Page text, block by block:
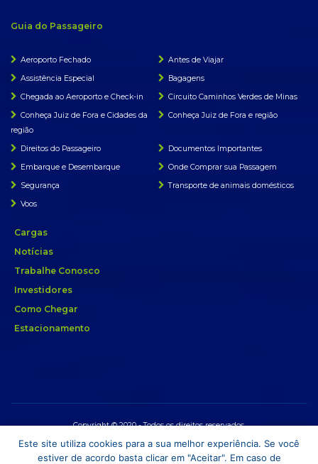
Guia do Passageiro
Aeroporto Fechado
Antes de Viajar
Assistência Especial
Bagagens
Chegada ao Aeroporto e Check-in
Circuito Caminhos Verdes de Minas
Conheça Juiz de Fora e Cidades da
região
Conheça Juiz de Fora e região
Direitos do Passageiro
Documentos Importantes
Embarque e Desembarque
Onde Comprar sua Passagem
Segurança
Transporte de animais domésticos
Voos
Cargas
Notícias
Trabalhe Conosco
Investidores
Como Chegar
Estacionamento
Copyright © 2020 - Todos os direitos reservados.
Este site utiliza cookies para a sua melhor experiência. Se você
estiver de acordo basta clicar em "Aceitar". Em caso de